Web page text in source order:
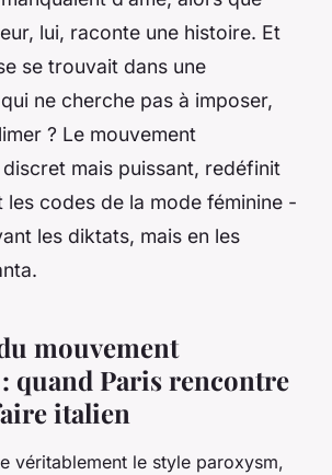
lui, raconte une histoire. Et
se trouvait dans une
ne cherche pas à imposer,
? Le mouvement
discret mais puissant, redéfinit
les codes de la mode féminine -
les diktats, mais en les
mouvement
quand Paris rencontre
italien
véritablement le style paroxysm,